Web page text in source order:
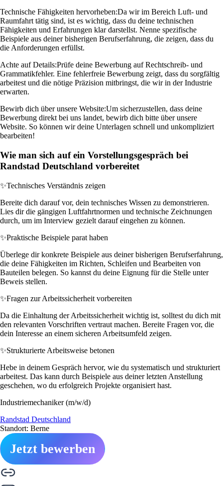
Technische Fähigkeiten hervorheben:Da wir im Bereich Luft- und
Raumfahrt tätig sind, ist es wichtig, dass du deine technischen
Fähigkeiten und Erfahrungen klar darstellst. Nenne spezifische
Beispiele aus deiner bisherigen Berufserfahrung, die zeigen, dass du
die Anforderungen erfüllst.
Achte auf Details:Prüfe deine Bewerbung auf Rechtschreib- und
Grammatikfehler. Eine fehlerfreie Bewerbung zeigt, dass du sorgfältig
arbeitest und die nötige Präzision mitbringst, die wir in der Industrie
erwarten.
Bewirb dich über unsere Website:Um sicherzustellen, dass deine
Bewerbung direkt bei uns landet, bewirb dich bitte über unsere
Website. So können wir deine Unterlagen schnell und unkompliziert
bearbeiten!
Wie man sich auf ein Vorstellungsgespräch bei
Randstad Deutschland vorbereitet
✨Technisches Verständnis zeigen
Bereite dich darauf vor, dein technisches Wissen zu demonstrieren.
Lies dir die gängigen Luftfahrtnormen und technische Zeichnungen
durch, um im Interview gezielt darauf eingehen zu können.
✨Praktische Beispiele parat haben
Überlege dir konkrete Beispiele aus deiner bisherigen Berufserfahrung,
die deine Fähigkeiten im Richten, Schleifen und Bearbeiten von
Bauteilen belegen. So kannst du deine Eignung für die Stelle unter
Beweis stellen.
✨Fragen zur Arbeitssicherheit vorbereiten
Da die Einhaltung der Arbeitssicherheit wichtig ist, solltest du dich mit
den relevanten Vorschriften vertraut machen. Bereite Fragen vor, die
dein Interesse an einem sicheren Arbeitsumfeld zeigen.
✨Strukturierte Arbeitsweise betonen
Hebe in deinem Gespräch hervor, wie du systematisch und strukturiert
arbeitest. Das kann durch Beispiele aus deiner letzten Anstellung
geschehen, wo du erfolgreich Projekte organisiert hast.
Industriemechaniker (m/w/d)
Randstad Deutschland
Standort: Berne
Jetzt bewerben